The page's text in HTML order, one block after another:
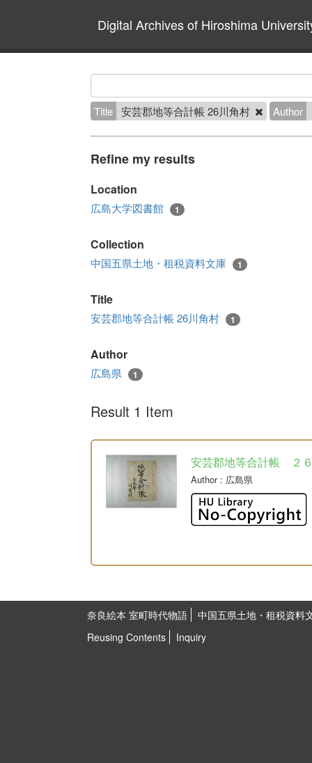
Digital Archives of Hiroshima
Title 安芸郡地等合計帳 26川角村 Author
Refine my results
Location
広島大学図書館 1
Collection
中国五県土地・租税資料文庫 1
Title
安芸郡地等合計帳 26川角村 1
Author
広島県 1
Result 1 Item
安芸郡地等合計帳 ２
Author: 広島県
奈良絵本 室町時代物語
中国五県土地・租税資料
Reusing Contents
Inquiry